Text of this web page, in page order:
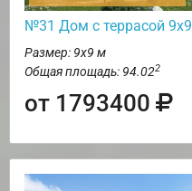
№31 Дом с террасой 9х9
Размер: 9х9 м
Общая площадь: 94.022
от 1793400